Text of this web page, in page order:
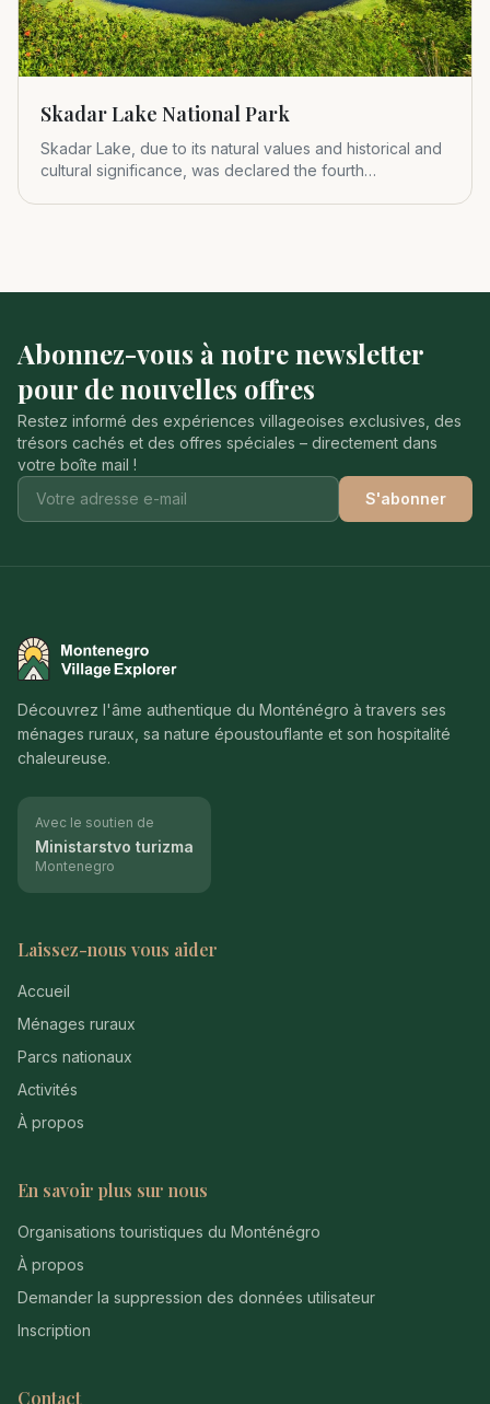
Skadar Lake National Park
Skadar Lake, due to its natural values and historical and
cultural significance, was declared the fourth
Abonnez-vous à notre newsletter
pour de nouvelles offres
Restez informé des expériences villageoises exclusives, des
trésors cachés et des offres spéciales – directement dans
votre boîte mail !
S'abonner
Montenegro Village Explorer
Découvrez l'âme authentique du Monténégro à travers ses
ménages ruraux, sa nature époustouflante et son hospitalité
chaleureuse.
Avec le soutien de
Ministarstvo turizma
Montenegro
Laissez-nous vous aider
Accueil
Ménages ruraux
Parcs nationaux
Activités
À propos
En savoir plus sur nous
Organisations touristiques du Monténégro
À propos
Demander la suppression des données utilisateur
Inscription
Contact